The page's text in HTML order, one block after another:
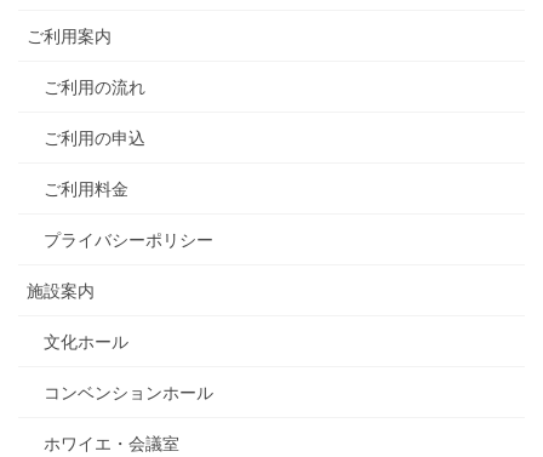
ご利用案内
ご利用の流れ
ご利用の申込
ご利用料金
プライバシーポリシー
施設案内
文化ホール
コンベンションホール
ホワイエ・会議室